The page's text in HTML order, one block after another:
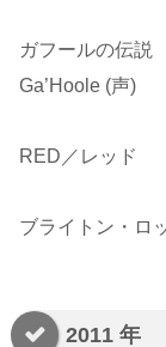
ガフールの伝
Ga’Hoole (声)
RED／レッド
ブライトン・
2011